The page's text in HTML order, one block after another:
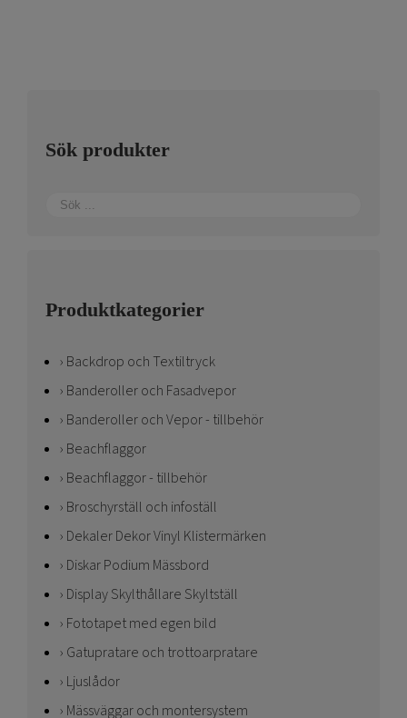
Sök produkter
Produktkategorier
Backdrop och Textiltryck
Banderoller och Fasadvepor
Banderoller och Vepor - tillbehör
Beachflaggor
Beachflaggor - tillbehör
Broschyrställ och infoställ
Dekaler Dekor Vinyl Klistermärken
Diskar Podium Mässbord
Display Skylthållare Skyltställ
Fototapet med egen bild
Gatupratare och trottoarpratare
Ljuslådor
Mässväggar och montersystem